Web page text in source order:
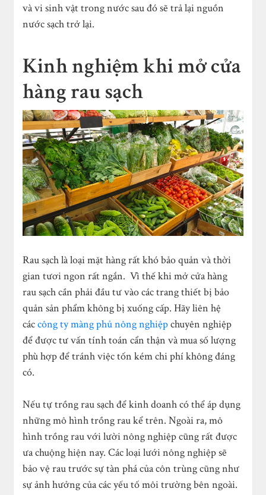
và vi sinh vật trong nước sau đó sẽ trả lại nguồn
nước sạch trở lại.
Kinh nghiệm khi mở cửa
hàng rau sạch
Rau sạch là loại mặt hàng rất khó bảo quản và thời
gian tươi ngon rất ngắn. Vì thế khi mở cửa hàng
rau sạch cần phải đầu tư vào các trang thiết bị bảo
quản sản phẩm không bị xuống cấp. Hãy liên hệ
cáccông ty màng phủ nông nghiệpchuyên nghiệp
để được tư vấn tính toán cẩn thận và mua số lượng
phù hợp để tránh việc tốn kém chi phí không đáng
có.
Nếu tự trồng rau sạch để kinh doanh có thể áp dụng
những mô hình trồng rau kể trên. Ngoài ra, mô
hình trồng rau với lười nông nghiệp cũng rất được
ưa chuộng hiện nay. Các loại lưới nông nghiệp sẽ
bảo vệ rau trước sự tàn phá của côn trùng cũng như
sự ảnh hưởng của các yếu tố môi trường bên ngoài.